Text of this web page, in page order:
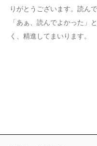
りがとうございます。読ん
「あぁ、読んでよかった」
く、精進してまいります。